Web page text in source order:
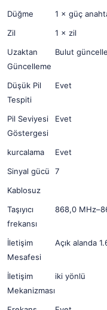
Düğme
1 × güç
Zil
1 × zil
Uzaktan
Güncelleme
Bulut
Düşük Pil
Tespiti
Evet
Pil Seviyesi
Göstergesi
Evet
kurcalama
Evet
Sinyal gücü
7
Kablosuz
Taşıyıcı
frekansı
868,0
İletişim
Mesafesi
Açık alanda
İletişim
Mekanizması
iki yönlü